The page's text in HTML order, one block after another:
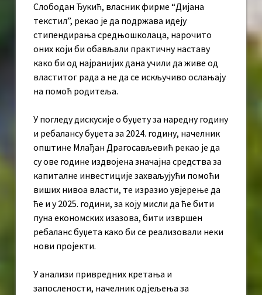
Слободан Ђукић, власник фирме “Дијана
текстил”, рекао је да подржава идеју
стипендирања средњошколаца, нарочито
оних који би обављали практичну наставу
како би од најранијих дана учили да живе од
властитог рада а не да се искључиво ослањају
на помоћ родитеља.
У погледу дискусије о буџету за наредну годину
и ребалансу буџета за 2024. годину, начелник
општине Млађан Драгосављевић рекао је да
су ове године издвојена значајна средства за
капиталне инвестиције захваљујући помоћи
виших нивоа власти, те изразио увјерење да
ће и у 2025. години, за коју мисли да ће бити
пуна економских изазова, бити извршен
ребаланс буџета како би се реализовали неки
нови пројекти.
У анализи привредних кретања и
запослености, начелник одјељења за